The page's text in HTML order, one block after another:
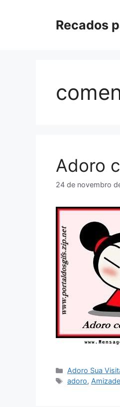
Recados
Adoro
24 de novembro
Categorias
Adoro Sua
Tags
adoro, Amizade